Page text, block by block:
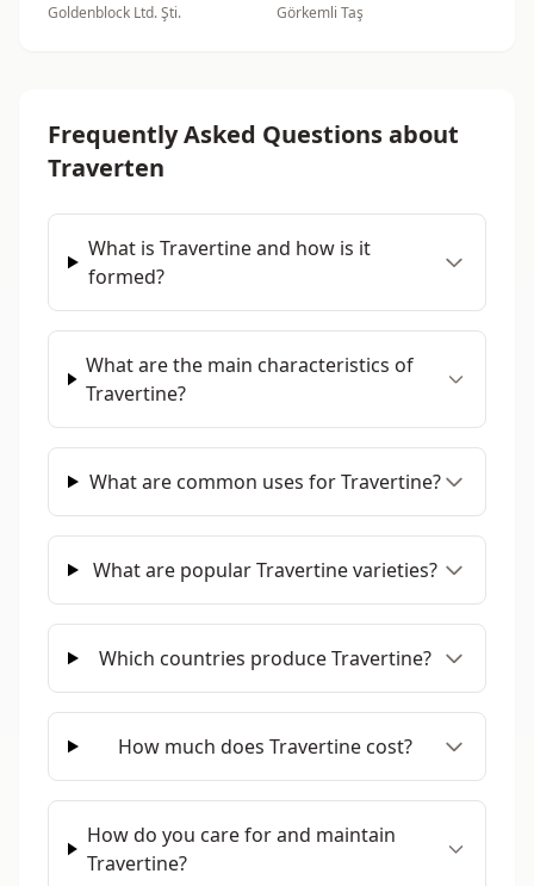
Goldenblock Ltd. Şti. Görkemli Taş
Frequently Asked Questions about
Traverten
What is Travertine and how is it
formed?
What are the main characteristics of
Travertine?
What are common uses for Travertine?
What are popular Travertine varieties?
Which countries produce Travertine?
How much does Travertine cost?
How do you care for and maintain
Travertine?